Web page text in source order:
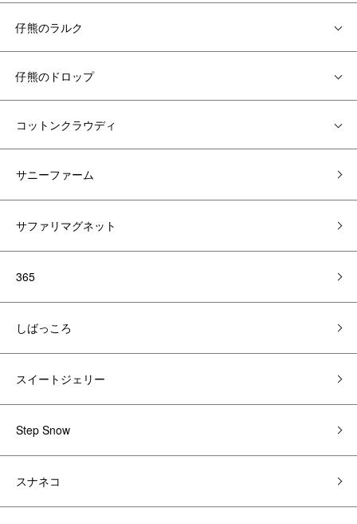
仔熊のラルク
仔熊のドロップ
コットンクラウディ
サニーファーム
サファリマグネット
365
しばっころ
スイートジェリー
Step Snow
スナネコ